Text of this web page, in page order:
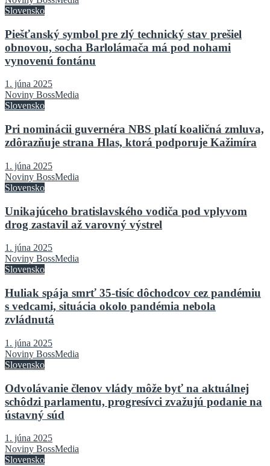
Slovensko
Piešťanský symbol pre zlý technický stav prešiel
obnovou, socha Barlolámača má pod nohami
vynovenú fontánu
1. júna 2025
Noviny BossMedia
Slovensko
Pri nominácii guvernéra NBS platí koaličná zmluva,
zdôrazňuje strana Hlas, ktorá podporuje Kažimíra
1. júna 2025
Noviny BossMedia
Slovensko
Unikajúceho bratislavského vodiča pod vplyvom
drog zastavil až varovný výstrel
1. júna 2025
Noviny BossMedia
Slovensko
Huliak spája smrť 35-tisíc dôchodcov cez pandémiu
s vedcami, situácia okolo pandémia nebola
zvládnutá
1. júna 2025
Noviny BossMedia
Slovensko
Odvolávanie členov vlády môže byť na aktuálnej
schôdzi parlamentu, progresívci zvažujú podanie na
ústavný súd
1. júna 2025
Noviny BossMedia
Slovensko